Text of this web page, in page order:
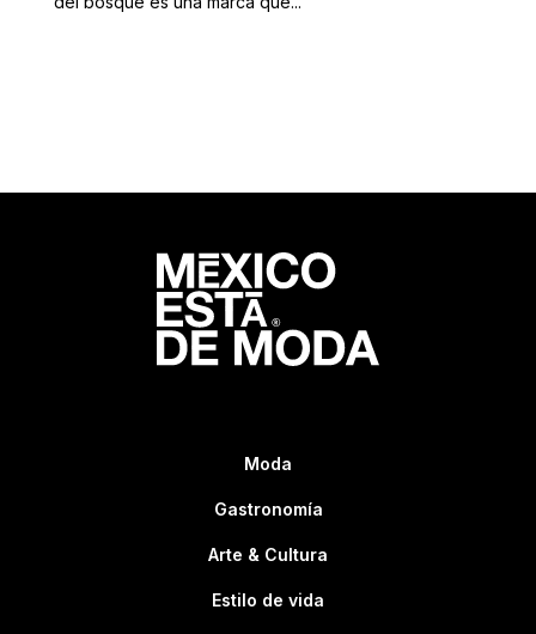
Moda
Gastronomía
Arte & Cultura
Estilo de vida